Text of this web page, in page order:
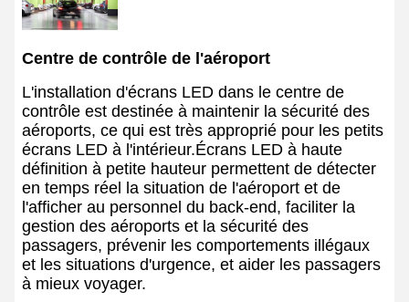
Centre de contrôle de l'aéroport
L'installation d'écrans LED dans le centre de
contrôle est destinée à maintenir la sécurité des
aéroports, ce qui est très approprié pour les petits
écrans LED à l'intérieur.Écrans LED à haute
définition à petite hauteur permettent de détecter
en temps réel la situation de l'aéroport et de
l'afficher au personnel du back-end, faciliter la
gestion des aéroports et la sécurité des
passagers, prévenir les comportements illégaux
et les situations d'urgence, et aider les passagers
à mieux voyager.